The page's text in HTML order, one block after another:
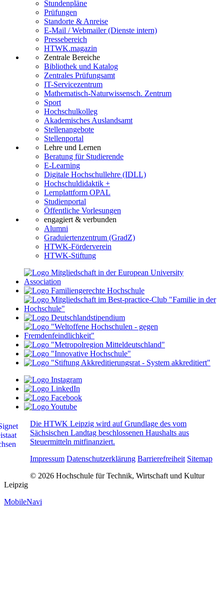
Stundenpläne
Prüfungen
Standorte & Anreise
E-Mail / Webmailer (Dienste intern)
Pressebereich
HTWK.magazin
Zentrale Bereiche
Bibliothek und Katalog
Zentrales Prüfungsamt
IT-Servicezentrum
Mathematisch-Naturwissensch. Zentrum
Sport
Hochschulkolleg
Akademisches Auslandsamt
Stellenangebote
Stellenportal
Lehre und Lernen
Beratung für Studierende
E-Learning
Digitale Hochschullehre (IDLL)
Hochschuldidaktik +
Lernplattform OPAL
Studienportal
Öffentliche Vorlesungen
engagiert & verbunden
Alumni
Graduiertenzentrum (GradZ)
HTWK-Förderverein
HTWK-Stiftung
Die HTWK Leipzig wird auf Grundlage des vom
Sächsischen Landtag beschlossenen Haushalts aus
Steuermitteln mitfinanziert.
Impressum Datenschutzerklärung Barrierefreiheit Sitemap
© 2026 Hochschule für Technik, Wirtschaft und Kultur
Leipzig
MobileNavi